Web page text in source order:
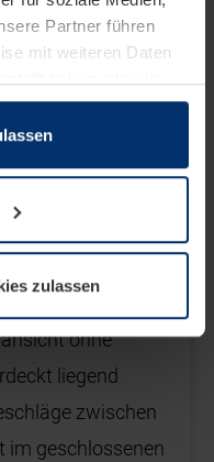
Partner führen
mit weiteren Daten
Dienste gesammelt
Seite unbedingt
Typen benötigen
können Sie jederzeit
ändern oder
zulassen